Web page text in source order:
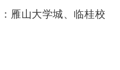
雁山大学城、临桂校